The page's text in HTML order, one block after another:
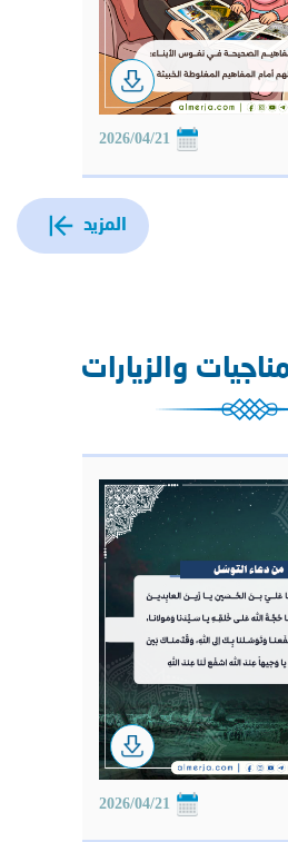
2026/04/21
المزيد
والزيارات
2026/04/21